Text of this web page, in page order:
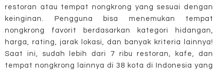
restoran atau tempat nongkrong yang sesuai dengan
keinginan. Pengguna bisa menemukan tempat
nongkrong favorit berdasarkan kategori hidangan,
harga, rating, jarak lokasi, dan banyak kriteria lainnya!
Saat ini, sudah lebih dari 7 ribu restoran, kafe, dan
tempat nongkrong lainnya di 38 kota di Indonesia yang